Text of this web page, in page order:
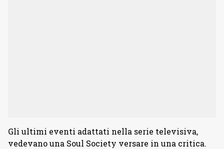
Gli ultimi eventi adattati nella serie televisiva,
vedevano una Soul Society versare in una critica.